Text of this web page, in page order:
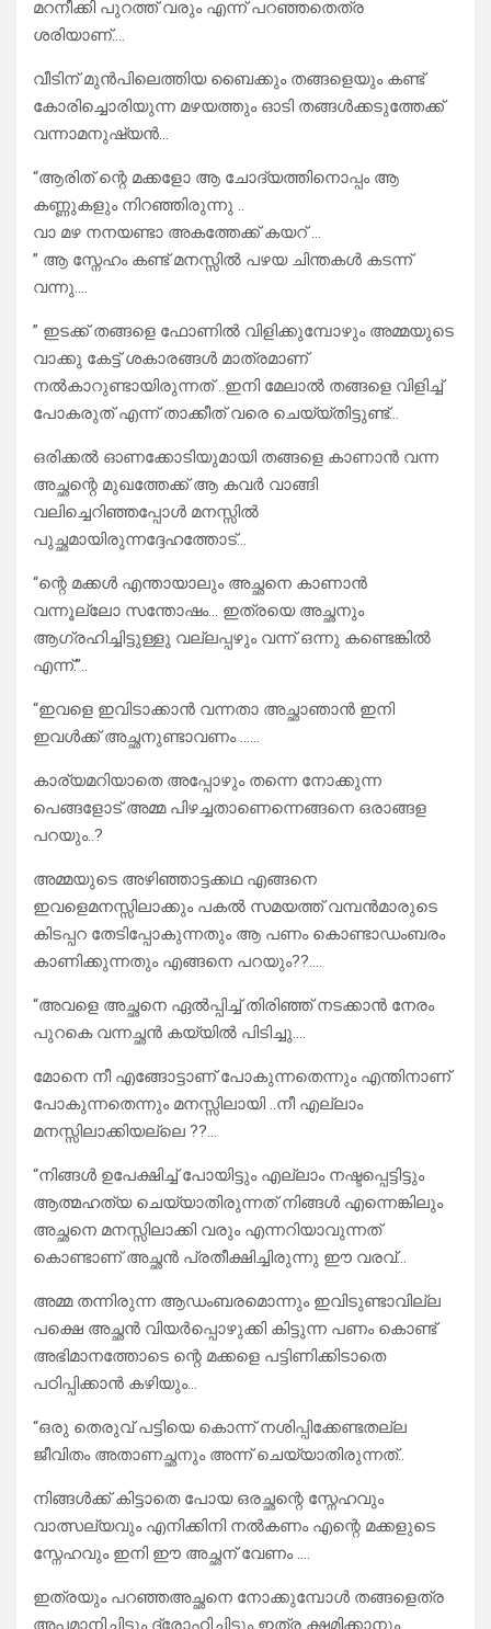
മറനീക്കി പുറത്ത് വരും എന്ന് പറഞ്ഞതെത്ര
ശരിയാണ്….
വീടിന് മുൻപിലെത്തിയ ബൈക്കും തങ്ങളെയും കണ്ട്
കോരിച്ചൊരിയുന്ന മഴയത്തും ഓടി തങ്ങൾക്കടുത്തേക്ക്
വന്നാമനുഷ്യൻ…
“ആരിത് ന്റെ മക്കളോ ആ ചോദ്യത്തിനൊപ്പം ആ
കണ്ണുകളും നിറഞ്ഞിരുന്നു ..
വാ മഴ നനയണ്ടാ അകത്തേക്ക് കയറ് …
” ആ സ്നേഹം കണ്ട് മനസ്സിൽ പഴയ ചിന്തകൾ കടന്ന്
വന്നു….
” ഇടക്ക് തങ്ങളെ ഫോണിൽ വിളിക്കുമ്പോഴും അമ്മയുടെ
വാക്കു കേട്ട് ശകാരങ്ങൾ മാത്രമാണ്
നൽകാറുണ്ടായിരുന്നത് ..ഇനി മേലാൽ തങ്ങളെ വിളിച്ച്
പോകരുത് എന്ന് താക്കീത് വരെ ചെയ്യ്തിട്ടുണ്ട്…
ഒരിക്കൽ ഓണക്കോടിയുമായി തങ്ങളെ കാണാൻ വന്ന
അച്ഛന്റെ മുഖത്തേക്ക് ആ കവർ വാങ്ങി
വലിച്ചെറിഞ്ഞപ്പോൾ മനസ്സിൽ
പുച്ഛമായിരുന്നദ്ദേഹത്തോട്…
“ന്റെ മക്കൾ എന്തായാലും അച്ഛനെ കാണാൻ
വന്നൂല്ലോ സന്തോഷം… ഇത്രയെ അച്ഛനും
ആഗ്രഹിച്ചിട്ടുള്ളു വല്ലപ്പഴും വന്ന് ഒന്നു കണ്ടെങ്കിൽ
എന്ന്.”..
“ഇവളെ ഇവിടാക്കാൻ വന്നതാ അച്ഛാഞാൻ ഇനി
ഇവൾക്ക് അച്ഛനുണ്ടാവണം ……
കാര്യമറിയാതെ അപ്പോഴും തന്നെ നോക്കുന്ന
പെങ്ങളോട് അമ്മ പിഴച്ചതാണെന്നെങ്ങനെ ഒരാങ്ങള
പറയും..?
അമ്മയുടെ അഴിഞ്ഞാട്ടക്കഥ എങ്ങനെ
ഇവളെമനസ്സിലാക്കും പകൽ സമയത്ത് വമ്പൻമാരുടെ
കിടപ്പറ തേടിപ്പോകുന്നതും ആ പണം കൊണ്ടാഡംബരം
കാണിക്കുന്നതും എങ്ങനെ പറയും??….
“അവളെ അച്ഛനെ ഏൽപ്പിച്ച് തിരിഞ്ഞ് നടക്കാൻ നേരം
പുറകെ വന്നച്ഛൻ കയ്യിൽ പിടിച്ചു….
മോനെ നീ എങ്ങോട്ടാണ് പോകുന്നതെന്നും എന്തിനാണ്
പോകുന്നതെന്നും മനസ്സിലായി ..നീ എല്ലാം
മനസ്സിലാക്കിയല്ലെ ??…
“നിങ്ങൾ ഉപേക്ഷിച്ച് പോയിട്ടും എല്ലാം നഷ്ടപ്പെട്ടിട്ടും
ആത്മഹത്യ ചെയ്യാതിരുന്നത് നിങ്ങൾ എന്നെങ്കിലും
അച്ഛനെ മനസ്സിലാക്കി വരും എന്നറിയാവുന്നത്
കൊണ്ടാണ് അച്ഛൻ പ്രതീക്ഷിച്ചിരുന്നു ഈ വരവ്…
അമ്മ തന്നിരുന്ന ആഡംബരമൊന്നും ഇവിടുണ്ടാവില്ല
പക്ഷെ അച്ഛൻ വിയർപ്പൊഴുക്കി കിട്ടുന്ന പണം കൊണ്ട്
അഭിമാനത്തോടെ ന്റെ മക്കളെ പട്ടിണിക്കിടാതെ
പഠിപ്പിക്കാൻ കഴിയും…
“ഒരു തെരുവ് പട്ടിയെ കൊന്ന് നശിപ്പിക്കേണ്ടതല്ല
ജീവിതം അതാണച്ഛനും അന്ന് ചെയ്യാതിരുന്നത്..
നിങ്ങൾക്ക് കിട്ടാതെ പോയ ഒരച്ഛന്റെ സ്നേഹവും
വാത്സല്യവും എനിക്കിനി നൽകണം എന്റെ മക്കളുടെ
സ്നേഹവും ഇനി ഈ അച്ഛന് വേണം ….
ഇത്രയും പറഞ്ഞഅച്ഛനെ നോക്കുമ്പോൾ തങ്ങളെത്ര